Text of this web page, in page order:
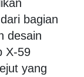
bagian
desain
X-59
yang